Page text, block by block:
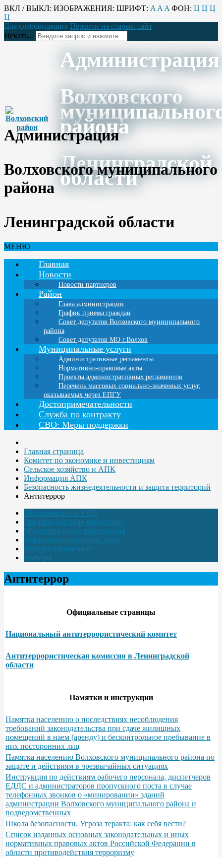
ВКЛ / ВЫКЛ: ИЗОБРАЖЕНИЯ: ШРИФТ: A A A ФОН: Ц Ц Ц
Ц
Для слабовидящих Перейти на старый сайт
Искать...
Администрация
Волховского
района
Ленинградской
области
Администрация
Волховского муниципального
района
Ленинградской области
МЕНЮ
Главная
Новости
Новости партнеров
Район
Глава администрации
График приема граждан
Совет депутатов Волховского муниципального
района
Совет депутатов МО г.Волхов
Муниципальные услуги
Административные регламенты
Нормативно-правовые акты
Проекты административных регламентов
Перечень массовых социально-значимых услуг,
оказываемых через ЕПГУ
Достопримечательности
Служба по контракту
СВО: Меры поддержки
Главная страница
Комитет по экономике и инвестициям
Сельское хозяйство и АПК
Информация АПК
Безопасность жизнедеятельности и защита территорий
Антитеррор
Информация по 8-ФЗ
Противодействие коррупции
Муниципальные образования
Нормативно-правовые акты
Интернет-приёмная
Выборы
Антитеррор
Официальные страницы
Национальный антитеррористический комитет
Антитеррористическая комиссия в Ленинградской
области
Памятки и инструкции
Памятка населению о последствиях несоблюдения
требований законодательства при сдаче жилищных
помещений в наем (аренду) и бесконтрольное пребывание в
них посторонних лиц
Памятка населению Волховского муниципального района по
защите и действиям в чрезвычайных ситуациях
Инструкция по действиям рабочего персонала, диспетчеров
ЕДДС и администраторов пропускного поста в случае
телефонных звонков о «минировании» зданий
администрации Волховского муниципального района и
подведомственных
Школа безопасности. Угроза теракта: как себя вести?
Список изданных основных законодательных и иных
нормативных правовых актов Российской Федерации в
области противодействия терроризму